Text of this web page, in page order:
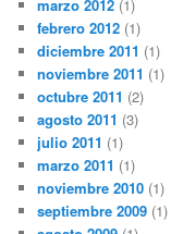
marzo 2012 (1)
febrero 2012 (1)
diciembre 2011 (1)
noviembre 2011 (1)
octubre 2011 (2)
agosto 2011 (3)
julio 2011 (1)
marzo 2011 (1)
noviembre 2010 (1)
septiembre 2009 (1)